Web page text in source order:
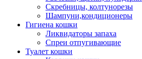
Скребницы, колтунорезы
Шампуни,кондиционеры
Гигиена кошки
Ликвидаторы запаха
Спреи отпугивающие
Туалет кошки